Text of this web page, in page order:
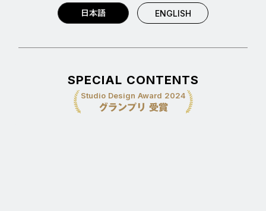
日本語 ENGLISH
SPECIAL CONTENTS
Studio Design Award 2024
グランプリ 受賞